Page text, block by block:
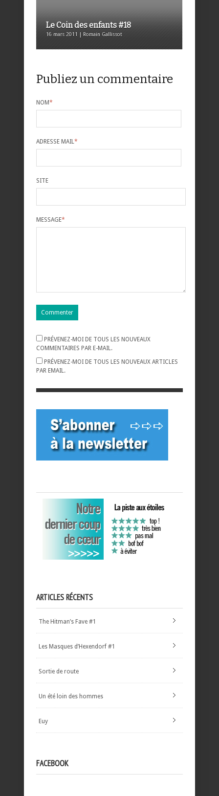
Le Coin des enfants #18
16 mars 2011 | Romain Gallissot
Publiez un commentaire
NOM*
ADRESSE MAIL *
SITE
MESSAGE*
PRÉVENEZ-MOI DE TOUS LES NOUVEAUX
COMMENTAIRES PAR E-MAIL.
PRÉVENEZ-MOI DE TOUS LES NOUVEAUX ARTICLES
PAR EMAIL.
ARTICLES RÉCENTS
The Hitman’s Fave #1
Les Masques d’Hexendorf #1
Sortie de route
Un été loin des hommes
Euy
FACEBOOK